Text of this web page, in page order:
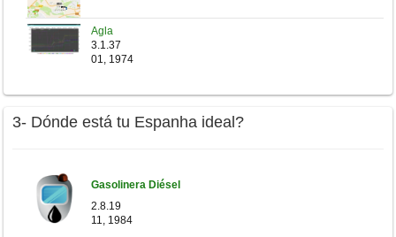
Agla
3.1.37
01, 1974
3- Dónde está tu Espanha ideal?
Gasolinera Diésel
2.8.19
11, 1984